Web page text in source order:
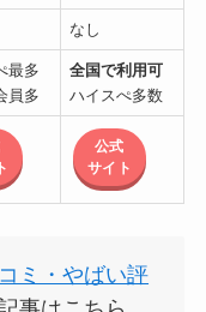
なし
最多
員多
全国で利用可
ハイスぺ多数
公式
サイト
ミ・やばい評